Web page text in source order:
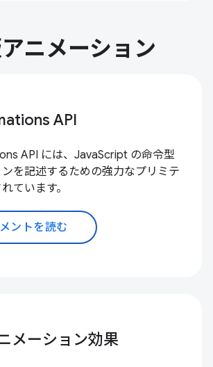
ニメーション
API
API には、JavaScript の命令型
を記述するための強力なプリミテ
ています。
ントを読む
メーション効果